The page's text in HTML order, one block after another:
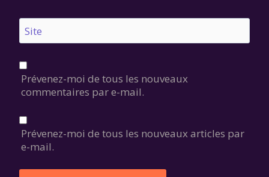
Site
Prévenez-moi de tous les nouveaux
commentaires par e-mail.
Prévenez-moi de tous les nouveaux articles par
e-mail.